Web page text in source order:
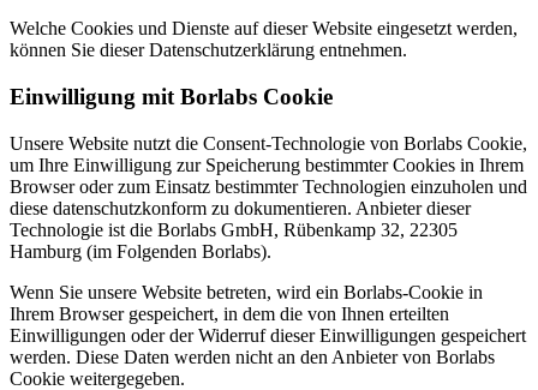
Welche Cookies und Dienste auf dieser Website eingesetzt werden,
können Sie dieser Datenschutzerklärung entnehmen.
Einwilligung mit Borlabs Cookie
Unsere Website nutzt die Consent-Technologie von Borlabs Cookie,
um Ihre Einwilligung zur Speicherung bestimmter Cookies in Ihrem
Browser oder zum Einsatz bestimmter Technologien einzuholen und
diese datenschutzkonform zu dokumentieren. Anbieter dieser
Technologie ist die Borlabs GmbH, Rübenkamp 32, 22305
Hamburg (im Folgenden Borlabs).
Wenn Sie unsere Website betreten, wird ein Borlabs-Cookie in
Ihrem Browser gespeichert, in dem die von Ihnen erteilten
Einwilligungen oder der Widerruf dieser Einwilligungen gespeichert
werden. Diese Daten werden nicht an den Anbieter von Borlabs
Cookie weitergegeben.